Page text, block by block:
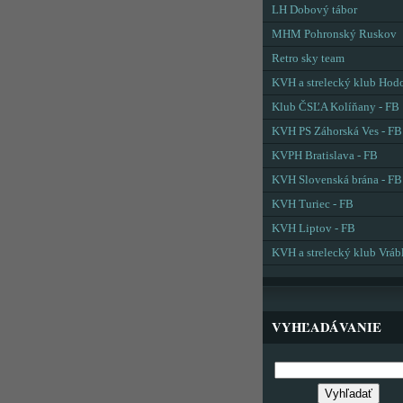
LH Dobový tábor
MHM Pohronský Ruskov
Retro sky team
KVH a strelecký klub
Klub ČSĽA Kolíňany - FB
KVH PS Záhorská Ves - FB
KVPH Bratislava - FB
KVH Slovenská brána - FB
KVH Turiec - FB
KVH Liptov - FB
KVH a strelecký klub
VYHĽADÁVANIE